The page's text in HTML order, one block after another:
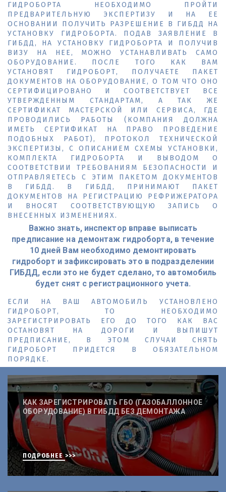
ГИДРОБОРТА НЕОБХОДИМО ПРОЙТИ
ПРЕДВАРИТЕЛЬНУЮ ЭКСПЕРТИЗУ И НА ЕЕ
ОСНОВАНИИ ПОЛУЧИТЬ РАЗРЕШЕНИЕ В ГИБДД НА
УСТАНОВКУ ГИДРОБОРТА. ПОДАВ ЗАЯВЛЕНИЕ В
ГИБДД, НА УСТАНОВКУ ГИДРОБОРТА И ПОЛУЧИВ
ВИЗУ НА НЕЕ, МОЖНО УСТАНАВЛИВАТЬ САМО
ОБОРУДОВАНИЕ. ПОСЛЕ ТОГО КАК ВАМ
УСТАНОВЯТ ГИДРОБОРТ, ПОЛУЧАЕТЕ ПАКЕТ
ДОКУМЕНТОВ НА ОБОРУДОВАНИЕ, О ТОМ ЧТО ОНО
СЕРТИФИЦИРОВАНО И СООТВЕТСТВУЕТ ВСЕ
УТВЕРЖДЕННЫМ СТАНДАРТАМ, А ТАК ЖЕ
СЕРТИФИКАТ МАСТЕРСКОЙ ИЛИ СЕРВИСА, ГДЕ
ПРОВОДИЛИСЬ РАБОТЫ (КОМПАНИЯ ДОЛЖНА
ИМЕТЬ СЕРТИФИКАТ НА ПРАВО ПРОВЕДЕНИЕ
ПОДОБНЫХ РАБОТ), ПРОТОКОЛ ТЕХНИЧЕСКОЙ
ЭКСПЕРТИЗЫ, С ОПИСАНИЕМ СХЕМЫ УСТАНОВКИ,
КОМПЛЕКТА ГИДРОБОРТА И ВЫВОДОМ О
СООТВЕТСТВИИ ТРЕБОВАНИЯМ БЕЗОПАСНОСТИ И
ОТПРАВЛЯЕТЕСЬ С ЭТИМ ПАКЕТОМ ДОКУМЕНТОВ
В ГИБДД. В ГИБДД, ПРИНИМАЮТ ПАКЕТ
ДОКУМЕНТОВ НА РЕГИСТРАЦИЮ РЕФРИЖЕРАТОРА
И ВНОСЯТ СООТВЕТСТВУЮЩУЮ ЗАПИСЬ О
ВНЕСЕННЫХ ИЗМЕНЕНИЯХ.
Важно знать, инспектор вправе выписать
предписание на демонтаж гидроборта, в течение
10 дней Вам необходимо демонтировать
гидроборт и зафиксировать это в подразделении
ГИБДД, если это не будет сделано, то автомобиль
будет снят с регистрационного учета.
ЕСЛИ НА ВАШ АВТОМОБИЛЬ УСТАНОВЛЕНО
ГИДРОБОРТ, ТО НЕОБХОДИМО
ЗАРЕГИСТРИРОВАТЬ ЕГО ДО ТОГО КАК ВАС
ОСТАНОВЯТ НА ДОРОГИ И ВЫПИШУТ
ПРЕДПИСАНИЕ, В ЭТОМ СЛУЧАИ СНЯТЬ
ГИДРОБОРТ ПРИДЕТСЯ В ОБЯЗАТЕЛЬНОМ
ПОРЯДКЕ.
КАК ЗАРЕГИСТРИРОВАТЬ ГБО (ГАЗОБАЛЛОННОЕ
ОБОРУДОВАНИЕ) В ГИБДД БЕЗ ДЕМОНТАЖА
ПОДРОБНЕЕ >>>